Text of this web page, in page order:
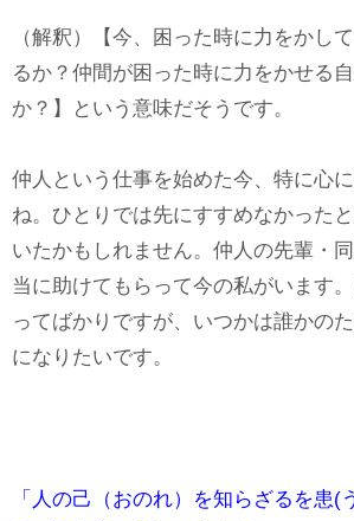
（解釈）【今、困った時に力をかし
るか？仲間が困った時に力をかせる
か？】という意味だそうです。
仲人という仕事を始めた今、特に心
ね。ひとりでは先にすすめなかった
いたかもしれません。仲人の先輩・
当に助けてもらって今の私がいます
ってばかりですが、いつかは誰かの
になりたいです。
「人の己（おのれ）を知らざるを患(